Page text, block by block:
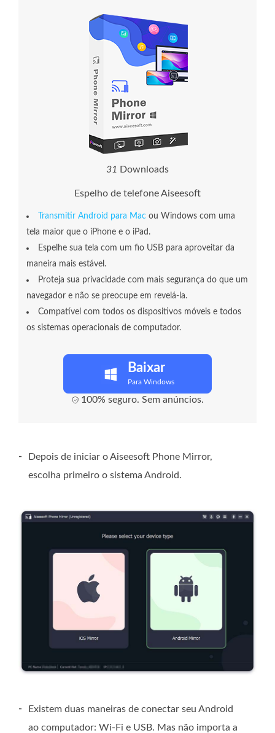
31 Downloads
Espelho de telefone Aiseesoft
Transmitir Android para Mac ou Windows com uma
tela maior que o iPhone e o iPad.
Espelhe sua tela com um fio USB para aproveitar da
maneira mais estável.
Proteja sua privacidade com mais segurança do que um
navegador e não se preocupe em revelá-la.
Compatível com todos os dispositivos móveis e todos
os sistemas operacionais de computador.
Baixar
Para Windows
100% seguro. Sem anúncios.
-
Depois de iniciar o Aiseesoft Phone Mirror,
escolha primeiro o sistema Android.
-
Existem duas maneiras de conectar seu Android
ao computador: Wi-Fi e USB. Mas não importa a